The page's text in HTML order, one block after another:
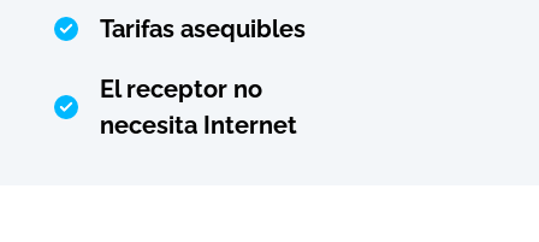
Tarifas asequibles
El receptor no
necesita Internet